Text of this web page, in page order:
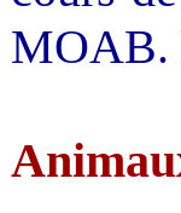
MOAB.